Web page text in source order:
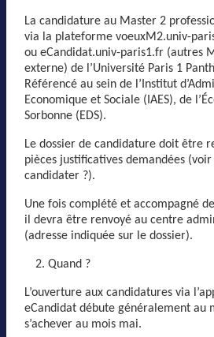
La candidature au Master 2
via la plateforme voeuxM2.univ-
ou eCandidat.univ-paris1.fr (autres
externe) de l’Université Paris 1
Référencé au sein de l’Institut
Economique et Sociale (IAES), de
Sorbonne (EDS).
Le dossier de candidature doit être
pièces justificatives demandées
candidater ?).
Une fois complété et accompagné
il devra être renvoyé au centre
(adresse indiquée sur le dossier).
Quand ?
L’ouverture aux candidatures via
eCandidat débute généralement au
s’achever au mois mai.